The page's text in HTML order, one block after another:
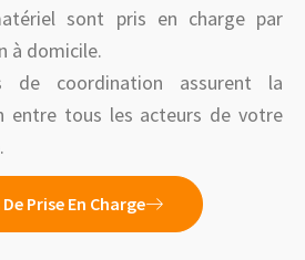
sont pris en charge par
à domicile.
de coordination assurent la
entre tous les acteurs de votre
Prise En Charge